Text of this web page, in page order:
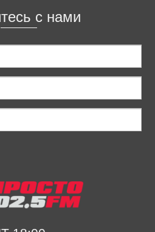
с нами